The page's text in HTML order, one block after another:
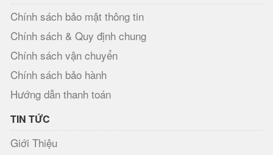
Chính sách bảo mật thông tin
Chính sách & Quy định chung
Chính sách vận chuyển
Chính sách bảo hành
Hướng dẫn thanh toán
TIN TỨC
Giới Thiệu